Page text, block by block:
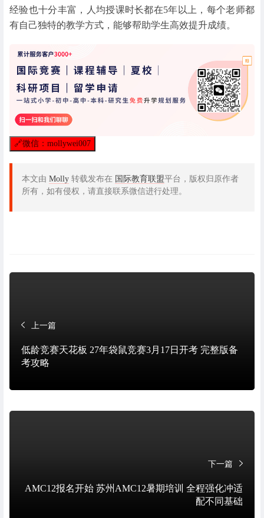
经验也十分丰富，人均授课时长都在5年以上，每个老师都
有自己独特的教学方式，能够帮助学生高效提升成绩。
🔗微信：mollywei007
本文由 Molly 转载发布在 国际教育联盟平台，版权归原作者
所有，如有侵权，请直接联系微信进行处理。
上一篇
低龄竞赛天花板 27年袋鼠竞赛3月17日开考 完整版备
考攻略
下一篇
AMC12报名开始 苏州AMC12暑期培训 全程强化冲适
配不同基础